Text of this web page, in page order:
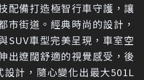
配備打造極智行車守護，讓
市街道。經典時尚的設計，
SUV車型完美呈現，車室空
出遼闊舒適的視覺感受，後
計，隨心變化出最大501L